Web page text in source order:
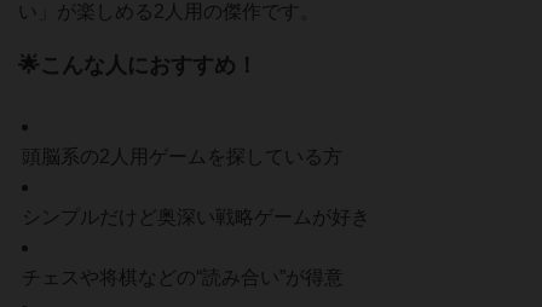
い」が楽しめる2人用の傑作です。
🌟こんな人におすすめ！
頭脳系の2人用ゲームを探している方
シンプルだけど奥深い戦略ゲームが好き
チェスや将棋などの“読み合い”が得意